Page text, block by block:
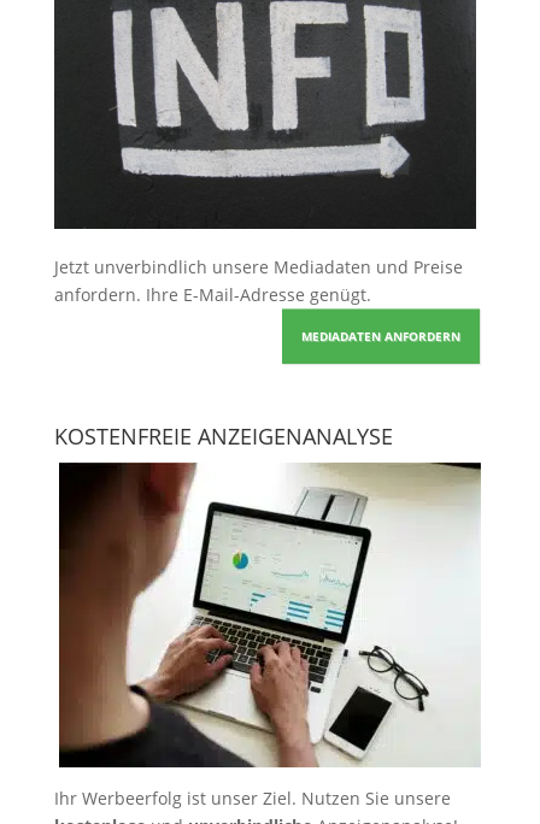
Jetzt unverbindlich unsere Mediadaten und Preise
anfordern. Ihre E-Mail-Adresse genügt.
MEDIADATEN ANFORDERN
KOSTENFREIE ANZEIGENANALYSE
Ihr Werbeerfolg ist unser Ziel. Nutzen Sie unsere